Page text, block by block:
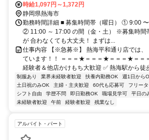
もOKです。
時給1,097円～1,372円
静岡県熱海市
勤務時間詳細 ■ 募集時間帯（曜日） ① 9:00 〜
② 11:00 ～ 17:00 の間（金・土） ※募集時間
が 合わなくても大丈夫！ まずは...
仕事内容 【※急募※】 熱海平和通り店では、
ています！！ ＝＝＝★＝＝＝★＝＝＝★＝＝
経験者＆他店かけもち大歓迎 ✅ 熱海駅から徒
制服あり 業界未経験者歓迎 扶養内勤務OK 週1日から
土日祝のみOK
主婦・主夫歓迎 60代も応募可 フリー
シフト自由
学歴不問 即日勤務OK 職場見学可 平日の
未経験者歓迎
午前 経験者歓迎 残業なし
アルバイト・パート